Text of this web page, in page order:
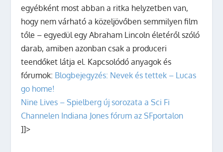
egyébként most abban a ritka helyzetben van,
hogy nem várható a közeljövőben semmilyen film
tőle – egyedül egy Abraham Lincoln életéről szóló
darab, amiben azonban csak a produceri
teendőket látja el. Kapcsolódó anyagok és
fórumok: Blogbejegyzés: Nevek és tettek – Lucas
go home!
Nine Lives – Spielberg új sorozata a Sci Fi
Channelen Indiana Jones fórum az SFportalon
]]>